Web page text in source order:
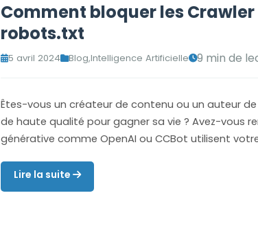
Comment bloquer les
robots.txt
5 avril 2024 Blog,Intelligence Artificielle 9 min de
Êtes-vous un créateur de contenu ou un auteur
de haute qualité pour gagner sa vie ? Avez-vous
générative comme OpenAI ou CCBot utilisent
Lire la suite